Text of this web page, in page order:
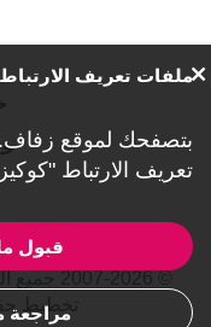
تخطيط
ملفات تعريف الارتباط
بتصفحك لموقع
تعريف الارتباط
قبول
مراجعة